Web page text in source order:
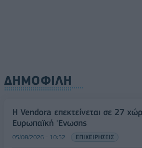
ΔΗΜΟΦΙΛΗ
Η Vendora επεκτείνεται σε 27
Ευρωπαϊκή 'Ενωσης
05/08/2026 - 10:52 ΕΠΙΧΕΙΡΗΣΕΙΣ